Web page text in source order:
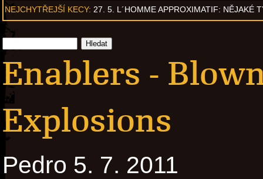
NEJCHYTŘEJŠÍ KECY: 27. 5. L´HOMME APPROXIMATIF: NĚJAKÉ
Enablers -
Explosions
Pedro 5. 7. 2011